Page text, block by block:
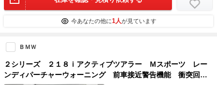
今あなたの他に1人が見ています
ＢＭＷ
２シリーズ ２１８ｉアクティブツアラー Ｍスポーツ レー
ンディパーチャーウォーニング 前車接近警告機能 衝突回避